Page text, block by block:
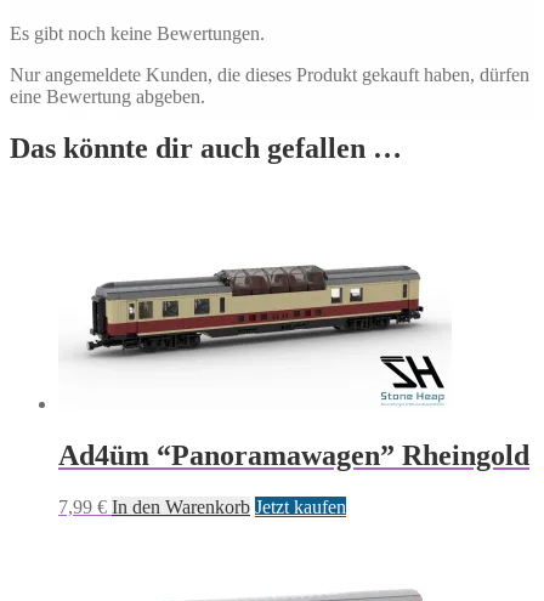
Es gibt noch keine Bewertungen.
Nur angemeldete Kunden, die dieses Produkt gekauft haben, dürfen
eine Bewertung abgeben.
Das könnte dir auch gefallen …
Ad4üm “Panoramawagen” Rheingold
7,99 € In den Warenkorb Jetzt kaufen